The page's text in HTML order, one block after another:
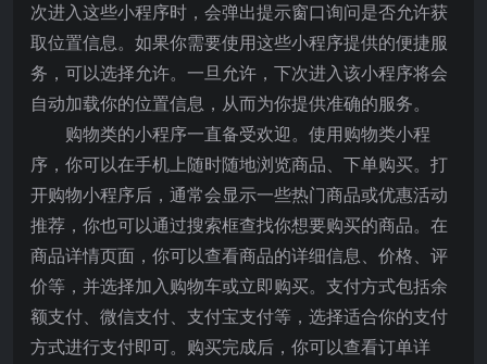
次进入这些小程序时，会弹出提示窗口询问是否允许获
取位置信息。如果你需要使用这些小程序提供的便捷服
务，可以选择允许。一旦允许，下次进入该小程序将会
自动加载你的位置信息，从而为你提供准确的服务。
购物类的小程序一直备受欢迎。使用购物类小程
序，你可以在手机上随时随地浏览商品、下单购买。打
开购物小程序后，通常会显示一些热门商品或优惠活动
推荐，你也可以通过搜索框查找你想要购买的商品。在
商品详情页面，你可以查看商品的详细信息、价格、评
价等，并选择加入购物车或立即购买。支付方式包括余
额支付、微信支付、支付宝支付等，选择适合你的支付
方式进行支付即可。购买完成后，你可以查看订单详